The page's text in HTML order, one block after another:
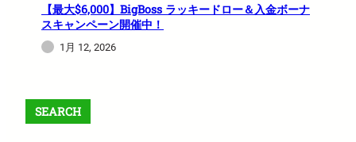
【最大$6,000】BigBoss ラッキードロー＆入金ボーナ
スキャンペーン開催中！
1月 12, 2026
SEARCH